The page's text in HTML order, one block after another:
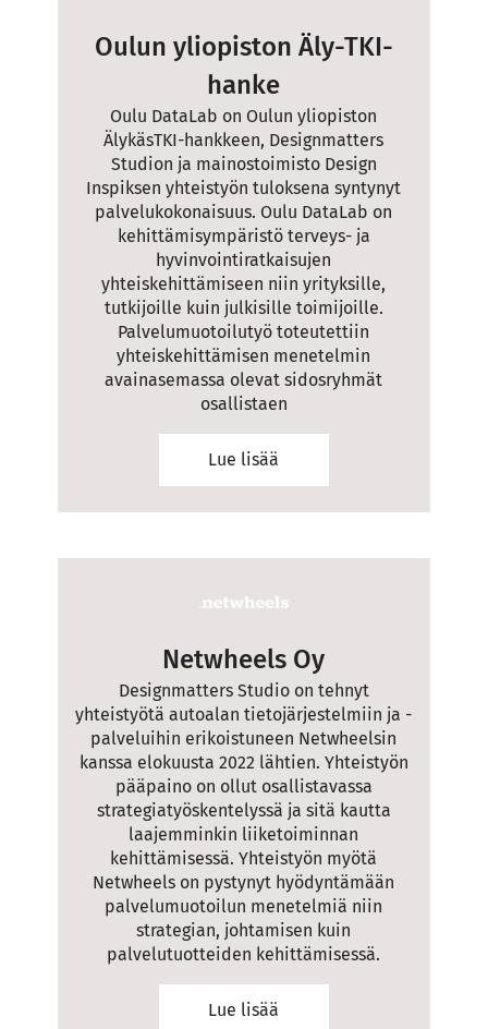
Oulun yliopiston Äly-TKI-
hanke
Oulu DataLab on Oulun yliopiston
ÄlykäsTKI-hankkeen, Designmatters
Studion ja mainostoimisto Design
Inspiksen yhteistyön tuloksena syntynyt
palvelukokonaisuus. Oulu DataLab on
kehittämisympäristö terveys- ja
hyvinvointiratkaisujen
yhteiskehittämiseen niin yrityksille,
tutkijoille kuin julkisille toimijoille.
Palvelumuotoilutyö toteutettiin
yhteiskehittämisen menetelmin
avainasemassa olevat sidosryhmät
osallistaen
Lue lisää
Netwheels Oy
Designmatters Studio on tehnyt
yhteistyötä autoalan tietojärjestelmiin ja -
palveluihin erikoistuneen Netwheelsin
kanssa elokuusta 2022 lähtien. Yhteistyön
pääpaino on ollut osallistavassa
strategiatyöskentelyssä ja sitä kautta
laajemminkin liiketoiminnan
kehittämisessä. Yhteistyön myötä
Netwheels on pystynyt hyödyntämään
palvelumuotoilun menetelmiä niin
strategian, johtamisen kuin
palvelutuotteiden kehittämisessä.
Lue lisää